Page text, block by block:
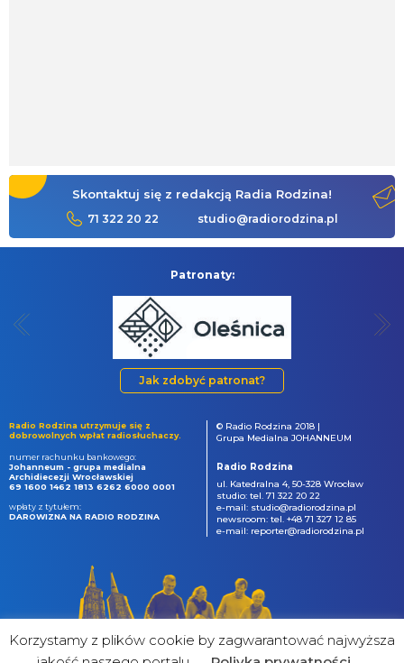
Skontaktuj się z redakcją Radia Rodzina!
71 322 20 22 studio@radiorodzina.pl
Patronaty:
Jak zdobyć patronat?
Radio Rodzina utrzymuje się z
dobrowolnych wpłat radiosłuchaczy.
numer rachunku bankowego:
Johanneum - grupa medialna
Archidiecezji Wrocławskiej
69 1600 1462 1813 6262 6000 0001
wpłaty z tytułem:
DAROWIZNA NA RADIO RODZINA
© Radio Rodzina 2018 |
Grupa Medialna JOHANNEUM
Radio Rodzina
ul. Katedralna 4, 50-328 Wrocław
studio: tel. 71 322 20 22
e-mail: studio@radiorodzina.pl
newsroom: tel. +48 71 327 12 85
e-mail: reporter@radiorodzina.pl
Korzystamy z plików cookie by zagwarantować najwyższa